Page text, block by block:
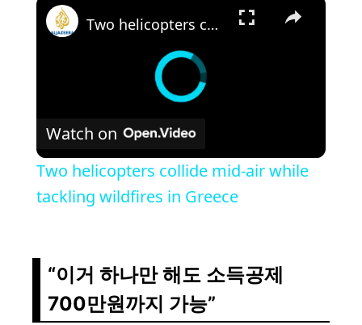
Two helicopters collide mid-air while tackling wildfires in Greece
Watch on
Two helicopters collide mid-air while
tackling wildfires in Greece
“이거 하나만 해도 소득공제
700만원까지 가능”